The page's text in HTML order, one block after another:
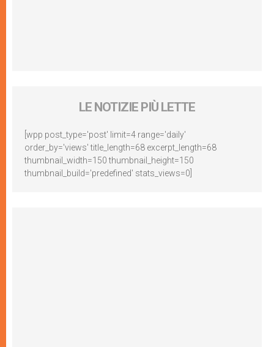
LE NOTIZIE PIÙ LETTE
[wpp post_type='post' limit=4 range='daily'
order_by='views' title_length=68 excerpt_length=68
thumbnail_width=150 thumbnail_height=150
thumbnail_build='predefined' stats_views=0]